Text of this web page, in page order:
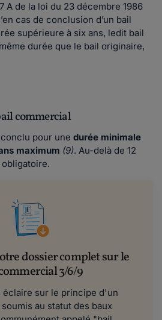
A de la loi du 23 décembre 1986
cas de conclusion d’un bail
supérieure à six ans, ledit bail
durée que le bail originaire,
commercial
pour une durée minimale
maximum (9). Au-delà de 12
obligatoire.
dossier complet sur le
3/6/9
éclaire sur le principe d'un
au statut des baux